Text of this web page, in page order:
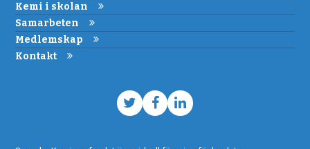
Kemi i skolan
Samarbeten
Medlemskap
Kontakt
TwitterFacebook
LinkedIn